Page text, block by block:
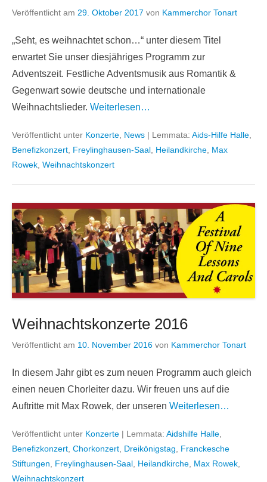
Veröffentlicht am 29. Oktober 2017 von Kammerchor Tonart
„Seht, es weihnachtet schon…“ unter diesem Titel
erwartet Sie unser diesjähriges Programm zur
Adventszeit. Festliche Adventsmusik aus Romantik &
Gegenwart sowie deutsche und internationale
Weihnachtslieder. Weiterlesen…
Veröffentlicht unter Konzerte News | Lemmata: Aids-Hilfe Halle
Benefizkonzert Freylinghausen-Saal Heilandkirche Max
Rowek Weihnachtskonzert
Weihnachtskonzerte 2016
Veröffentlicht am 10. November 2016 von Kammerchor Tonart
In diesem Jahr gibt es zum neuen Programm auch gleich
einen neuen Chorleiter dazu. Wir freuen uns auf die
Auftritte mit Max Rowek, der unseren Weiterlesen…
Veröffentlicht unter Konzerte | Lemmata: Aidshilfe Halle
Benefizkonzert Chorkonzert Dreikönigstag
Franckesche
Stiftungen
Freylinghausen-Saal Heilandkirche Max Rowek
Weihnachtskonzert